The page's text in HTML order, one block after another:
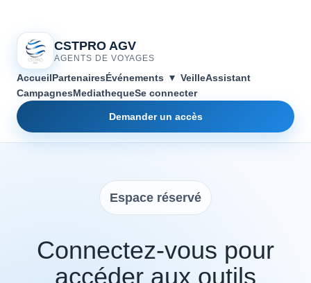
CSTPRO AGV
AGENTS DE VOYAGES
AccueilPartenairesÉvénements ▾ VeilleAssistant
CampagnesMediathequeSe connecter
Demander un accès
Espace réservé
Connectez-vous pour
accéder aux outils